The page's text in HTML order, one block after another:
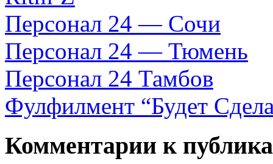
Персонал 24 — Сочи
Персонал 24 — Тюмень
Персонал 24 Тамбов
Фулфилмент “Будет
Комментарии к